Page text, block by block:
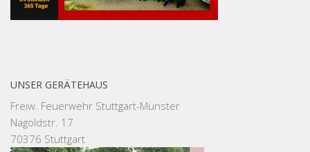
UNSER GERÄTEHAUS
Freiw. Feuerwehr Stuttgart-Münster
Nagoldstr. 17
70376 Stuttgart